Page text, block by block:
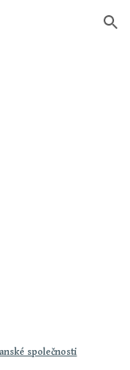
Skip to navigation
společnosti